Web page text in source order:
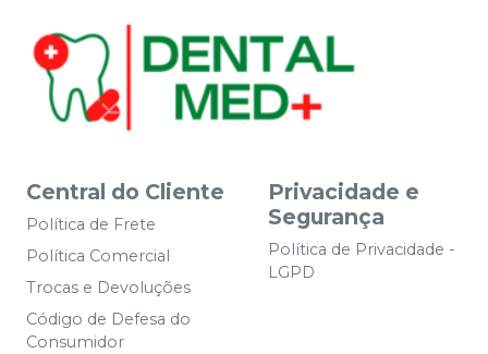
Central do Cliente
Política de Frete
Política Comercial
Trocas e Devoluções
Código de Defesa do
Consumidor
Privacidade e
Segurança
Política de Privacidade -
LGPD